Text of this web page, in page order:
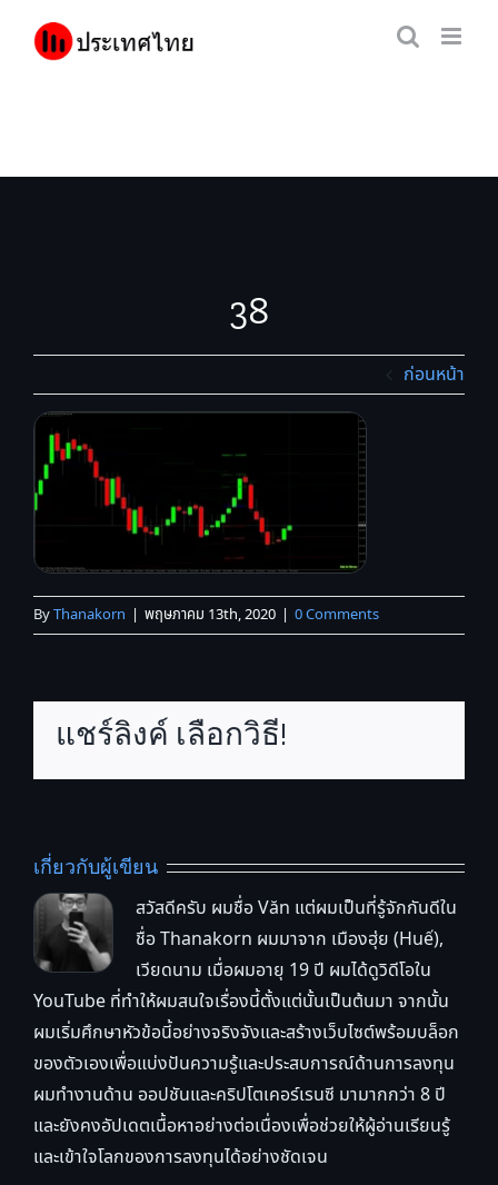
38
ก่อนหน้า
ByThanakorn | พฤษภาคม 13th, 2020 | 0 Comments
แชร์ลิงค์ เลือกวิธี!
เกี่ยวกับผู้เขียน
สวัสดีครับ ผมชื่อ Văn แต่ผมเป็นที่รู้จักกันดีใน
ชื่อ Thanakorn ผมมาจาก เมืองฮุ่ย (Huế),
เวียดนาม เมื่อผมอายุ 19 ปี ผมได้ดูวิดีโอใน
YouTube ที่ทำให้ผมสนใจเรื่องนี้ตั้งแต่นั้นเป็นต้นมา จากนั้น
ผมเริ่มศึกษาหัวข้อนี้อย่างจริงจังและสร้างเว็บไซต์พร้อมบล็อก
ของตัวเองเพื่อแบ่งปันความรู้และประสบการณ์ด้านการลงทุน
ผมทำงานด้าน ออปชันและคริปโตเคอร์เรนซี มามากกว่า 8 ปี
และยังคงอัปเดตเนื้อหาอย่างต่อเนื่องเพื่อช่วยให้ผู้อ่านเรียนรู้
และเข้าใจโลกของการลงทุนได้อย่างชัดเจน